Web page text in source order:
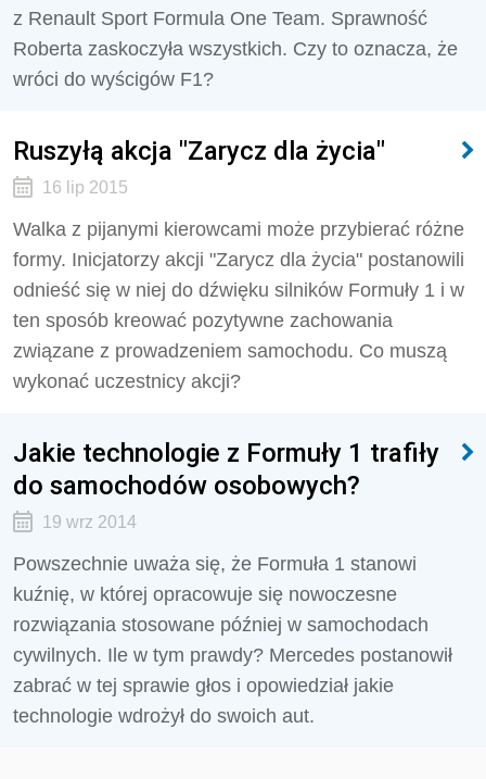
z Renault Sport Formula One Team. Sprawność
Roberta zaskoczyła wszystkich. Czy to oznacza, że
wróci do wyścigów F1?
Ruszyłą akcja "Zarycz dla życia"
16 lip 2015
Walka z pijanymi kierowcami może przybierać różne
formy. Inicjatorzy akcji "Zarycz dla życia" postanowili
odnieść się w niej do dźwięku silników Formuły 1 i w
ten sposób kreować pozytywne zachowania
związane z prowadzeniem samochodu. Co muszą
wykonać uczestnicy akcji?
Jakie technologie z Formuły 1 trafiły
do samochodów osobowych?
19 wrz 2014
Powszechnie uważa się, że Formuła 1 stanowi
kuźnię, w której opracowuje się nowoczesne
rozwiązania stosowane później w samochodach
cywilnych. Ile w tym prawdy? Mercedes postanowił
zabrać w tej sprawie głos i opowiedział jakie
technologie wdrożył do swoich aut.